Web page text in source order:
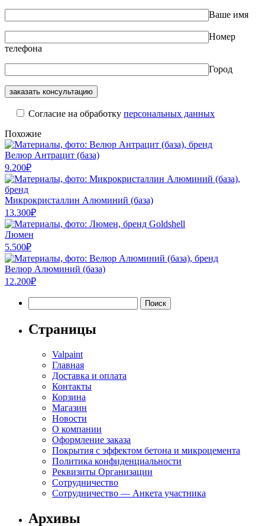
Ваше имя
Номер
телефона
Город
Cогласие на обработку персональных данных
Похожие
Велюр Антрацит (база)
9.200₽
Микрокристаллин Алюминий (база)
13.300₽
Люмен
5.500₽
Велюр Алюминий (база)
12.200₽
Страницы
Valpaint
Главная
Доставка и оплата
Контакты
Корзина
Магазин
Новости
О компании
Оформление заказа
Покрытия с эффектом бетона и микроцемента
Политика конфиденциальности
Реквизиты Организации
Сотрудничество
Сотрудничество — Анкета участника
Архивы